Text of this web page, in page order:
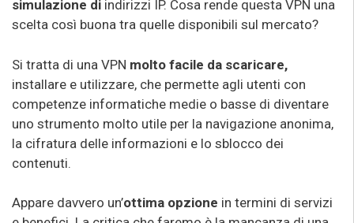
simulazione di indirizzi IP. Cosa rende questa VPN una
scelta così buona tra quelle disponibili sul mercato?
Si tratta di una VPN molto facile da scaricare,
installare e utilizzare, che permette agli utenti con
competenze informatiche medie o basse di diventare
uno strumento molto utile per la navigazione anonima,
la cifratura delle informazioni e lo sblocco dei
contenuti.
Appare davvero un’ottima opzione in termini di servizi